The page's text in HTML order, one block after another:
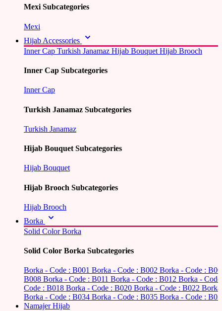
Mexi Subcategories
Mexi
Hijab Accessories
Inner Cap Turkish Janamaz Hijab Bouquet Hijab Brooch
Inner Cap Subcategories
Inner Cap
Turkish Janamaz Subcategories
Turkish Janamaz
Hijab Bouquet Subcategories
Hijab Bouquet
Hijab Brooch Subcategories
Hijab Brooch
Borka
Solid Color Borka
Solid Color Borka Subcategories
Borka - Code : B001 Borka - Code : B002 Borka - Code :
B008 Borka - Code : B011 Borka - Code : B012 Borka -
Code : B018 Borka - Code : B020 Borka - Code : B022
Borka - Code : B034 Borka - Code : B035 Borka - Code :
Namajer Hijab